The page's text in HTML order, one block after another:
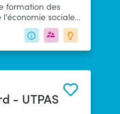
formation des
sociale,
sociale.
- UTPAS